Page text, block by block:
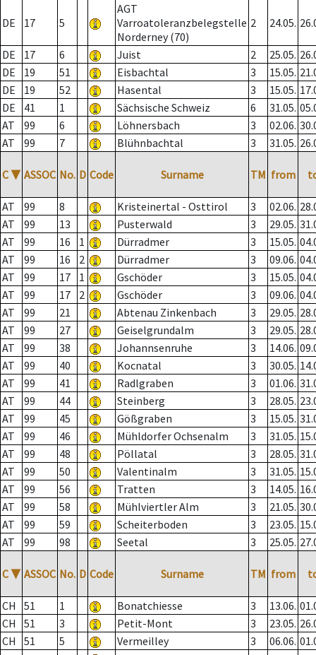
DE 17 5
AGT
Varroatoleranzbelegstelle
Norderney (70)
2 24.05.
DE 17 6 Juist 2 25.05.
DE
19 51 Eisbachtal 3 15.05.
DE
19 52 Hasental 3 15.05.
DE
41 1 Sächsische Schweiz 6 31.05.
AT
99 6 Löhnersbach 3 02.06.
AT
99 7 Blühnbachtal 3 31.05.
C ▼ ASSOC No. D Code Surname TM from
AT 99 8 Kristeinertal - Osttirol 3 02.06.
AT
99 13 Pusterwald 3 29.05.
AT
99 16 1 Dürradmer 3 15.05.
AT
99 16 2 Dürradmer 3 09.06.
AT
99 17 1 Gschöder 3 15.05.
AT
99 17 2 Gschöder 3 09.06.
AT
99 21 Abtenau Zinkenbach 3 29.05.
AT
99 27 Geiselgrundalm 3 29.05.
AT
99 38 Johannsenruhe 3 14.06.
AT
99 40 Kocnatal 3 30.05.
AT
99 41 Radlgraben 3 01.06.
AT
99 44 Steinberg 3 28.05.
AT
99 45 Gößgraben 3 15.05.
AT
99 46 Mühldorfer Ochsenalm 3 31.05.
AT
99 48 Pöllatal 3 28.05.
AT
99 50 Valentinalm 3 31.05.
AT
99 56 Tratten 3 14.05.
AT
99 58 Mühlviertler Alm 3 21.05.
AT
99 59 Scheiterboden 3 23.05.
AT
99 98 Seetal 3 25.05.
C ▼ ASSOC No. D Code Surname TM from
CH 51 1 Bonatchiesse 3 13.06.
CH
51 3 Petit-Mont 3 23.05.
CH
51 5 Vermeilley 3 06.06.